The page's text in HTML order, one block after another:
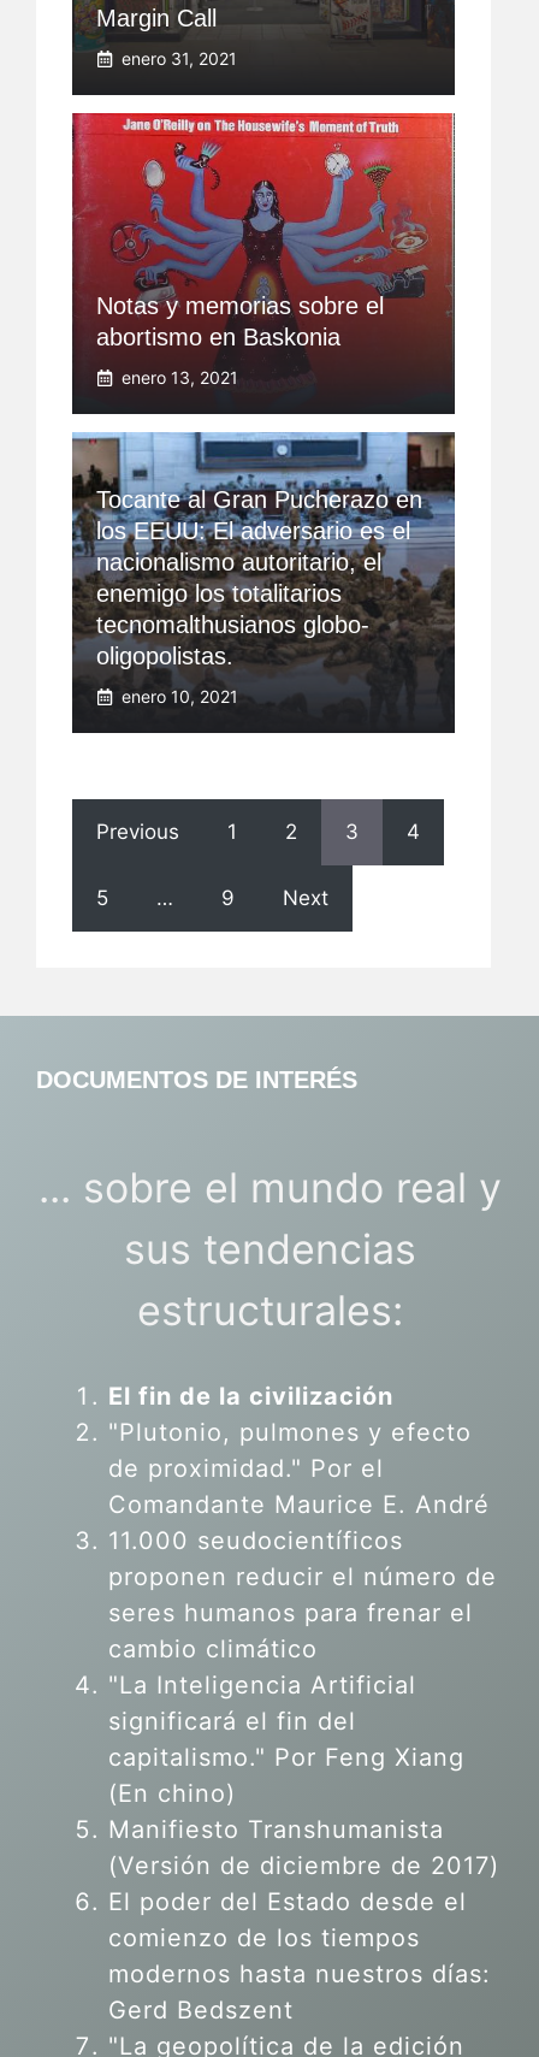
Margin Call
enero 31, 2021
Notas y memorias sobre el
abortismo en Baskonia
enero 13, 2021
Tocante al Gran Pucherazo en
los EEUU: El adversario es el
nacionalismo autoritario, el
enemigo los totalitarios
tecnomalthusianos globo-
oligopolistas.
enero 10, 2021
Previous 1 2 3 4
5 … 9 Next
DOCUMENTOS DE INTERÉS
... sobre el mundo real y
sus tendencias
estructurales:
El fin de la civilización
"Plutonio, pulmones y efecto
de proximidad." Por el
Comandante Maurice E. André
11.000 seudocientíficos
proponen reducir el número de
seres humanos para frenar el
cambio climático
"La Inteligencia Artificial
significará el fin del
capitalismo." Por Feng Xiang
(En chino)
Manifiesto Transhumanista
(Versión de diciembre de 2017)
El poder del Estado desde el
comienzo de los tiempos
modernos hasta nuestros días:
Gerd Bedszent
"La geopolítica de la edición